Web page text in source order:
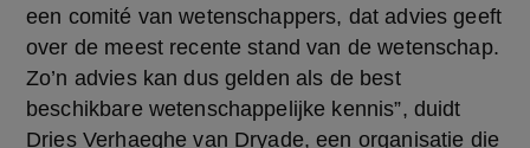
een comité van wetenschappers, dat advies geeft
over de meest recente stand van de wetenschap.
Zo’n advies kan dus gelden als de best
beschikbare wetenschappelijke kennis”, duidt